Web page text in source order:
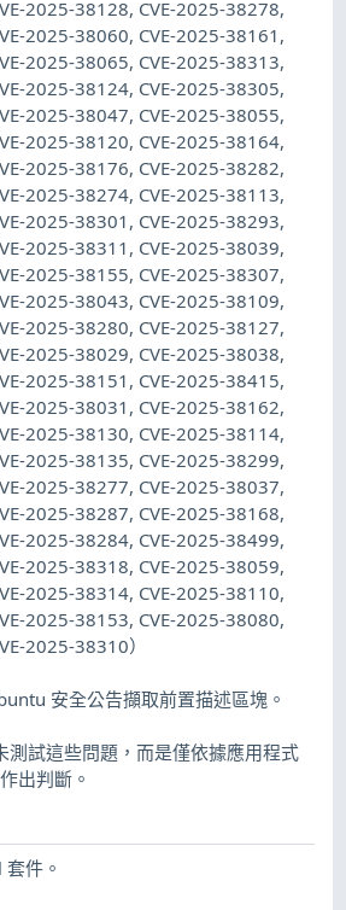
2025-38128, CVE-2025-38278,
2025-38060, CVE-2025-38161,
2025-38065, CVE-2025-38313,
2025-38124, CVE-2025-38305,
2025-38047, CVE-2025-38055,
2025-38120, CVE-2025-38164,
2025-38176, CVE-2025-38282,
2025-38274, CVE-2025-38113,
2025-38301, CVE-2025-38293,
2025-38311, CVE-2025-38039,
2025-38155, CVE-2025-38307,
2025-38043, CVE-2025-38109,
2025-38280, CVE-2025-38127,
2025-38029, CVE-2025-38038,
2025-38151, CVE-2025-38415,
2025-38031, CVE-2025-38162,
2025-38130, CVE-2025-38114,
2025-38135, CVE-2025-38299,
2025-38277, CVE-2025-38037,
2025-38287, CVE-2025-38168,
2025-38284, CVE-2025-38499,
2025-38318, CVE-2025-38059,
2025-38314, CVE-2025-38110,
2025-38153, CVE-2025-38080,
2025-38310）
安全公告擷取前置描述區塊。
測試這些問題，而是僅依據應用程式
出判斷。
件。